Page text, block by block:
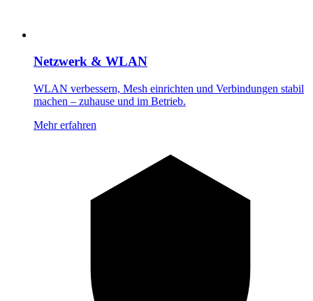
Netzwerk & WLAN
WLAN verbessern, Mesh einrichten und Verbindungen stabil
machen – zuhause und im Betrieb.
Mehr erfahren